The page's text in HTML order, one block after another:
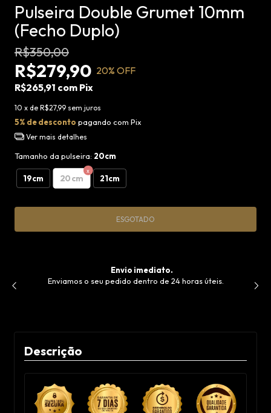
Pulseira Double Grumet 10mm
(Fecho Duplo)
R$350,00
R$279,90 20% OFF
R$265,91 com Pix
10 x de R$27,99 sem juros
5% de desconto pagando com Pix
Ver mais detalhes
Tamanho da pulseira: 20cm
19cm 20cm 21cm
Envio imediato.
Enviamos o seu pedido dentro de 24 horas úteis.
Descrição